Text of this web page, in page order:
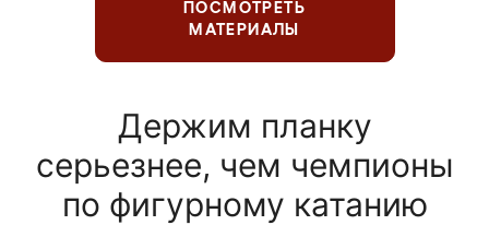
ПОСМОТРЕТЬ
МАТЕРИАЛЫ
Держим планку
серьезнее, чем чемпионы
по фигурному катанию